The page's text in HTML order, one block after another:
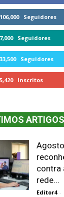
106,000 Seguidores
7,000 Seguidores
33,500 Seguidores
5,420 Inscritos
ARTIGOS
contra
rede...
Editor4 -